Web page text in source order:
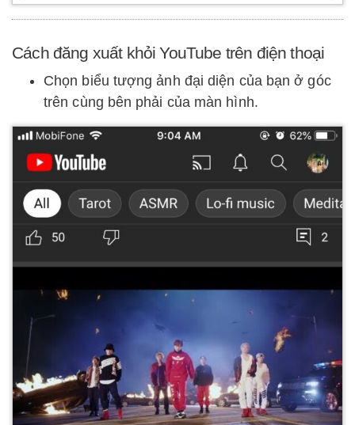
Cách đăng xuất khỏi YouTube trên điện thoại
Chọn biểu tượng ảnh đại diện của bạn ở góc
trên cùng bên phải của màn hình.